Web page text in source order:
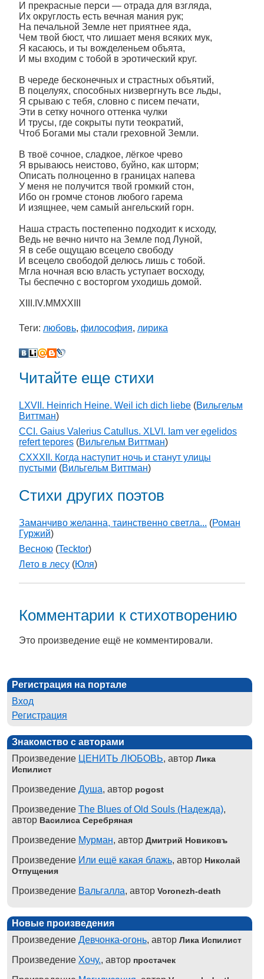
И прекрасные перси — отрада для взгляда,
Их округлость есть вечная мания рук;
На печальной Земле нет приятнее яда,
Чем твой бюст, что лишает меня всяких мук,
Я касаюсь, и ты вожделеньем объята,
И мы входим с тобой в эротический круг.
В череде бесконечных и страстных объятий,
В поцелуях, способных низвергнуть все льды,
Я срываю с тебя, словно с писем печати,
Эти в сетку ночного оттенка чулки
И трусы, где сокрыты пути теократий,
Чтоб Богами мы стали греховной Земли.
В твоё сочное, сладкое, лёгкое чрево
Я врываюсь неистово, буйно, как шторм;
Описать полноценно в границах напева
У меня не получится твой громкий стон,
Ибо он громче стонов любого гарема
И изящнее, чем самый ангельский горн.
Наша страсть постепенно подходит к исходу,
Ведь не вечно ничто на Земле под Луной,
Я в себе ощущаю всецело свободу
И всецело свободой делюсь лишь с тобой.
Мгла ночная всю власть уступает восходу,
Ты беспечно с восторгом уходишь домой.
XIII.IV.MMXXIII
Теги: любовь, философия, лирика
Читайте еще стихи
LXVII. Heinrich Heine. Weil ich dich liebe (Вильгельм
Виттман)
CCI. Gaius Valerius Catullus. XLVI. Iam ver egelidos
refert tepores (Вильгельм Виттман)
CXXXII. Когда наступит ночь и станут улицы
пустыми (Вильгельм Виттман)
Стихи других поэтов
Заманчиво желанна, таинственно светла... (Роман
Гуржий)
Весною (Tecktor)
Лето в лесу (Юля)
Комментарии к стихотворению
Это произведение ещё не комментировали.
Регистрация на портале
Вход
Регистрация
Знакомство с авторами
Произведение ЦЕНИТЬ ЛЮБОВЬ, автор Лика
Испилист
Произведение Душа, автор pogost
Произведение The Blues of Old Souls (Надежда),
автор Василиса Серебряная
Произведение Мурман, автор Дмитрий Новиковъ
Произведение Или ещё какая блажь, автор Николай
Отпущения
Произведение Вальгалла, автор Voronezh-death
Новые произведения
Произведение Девчонка-огонь, автор Лика Испилист
Произведение Хочу., автор простачек